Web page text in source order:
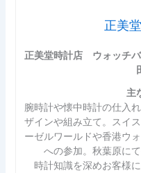
正美
正美堂時計店 ウォッチ
主
腕時計や懐中時計の仕入
ザインや組み立て。スイ
ーゼルワールドや香港ウ
への参加。秋葉原に
時計知識を深めお客様